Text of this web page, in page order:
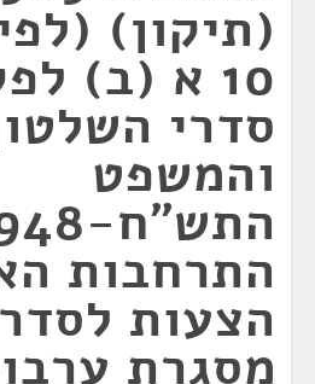
(תיקון)
10 א (ב)
סדרי
והמשפט
התרחבות
הצעות
מסגרת